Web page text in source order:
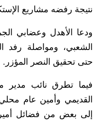
نتيجة رفضه مشاريع
ودعا الأهدل وعضابي
الشعبي، ومواصلة رفد
حتى تحقيق النصر المؤزر.
فيما تطرق نائب مدير
القديمي وأمين عام
إلى بعض من فضائل